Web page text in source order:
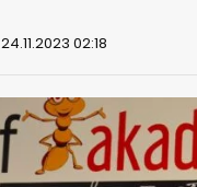
24.11.2023 02:18